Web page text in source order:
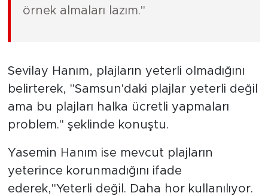
örnek almaları lazım."
Sevilay Hanım, plajların yeterli olmadığını
belirterek, "Samsun'daki plajlar yeterli değil
ama bu plajları halka ücretli yapmaları
problem." şeklinde konuştu.
Yasemin Hanım ise mevcut plajların
yeterince korunmadığını ifade
ederek,"Yeterli değil. Daha hor kullanılıyor.